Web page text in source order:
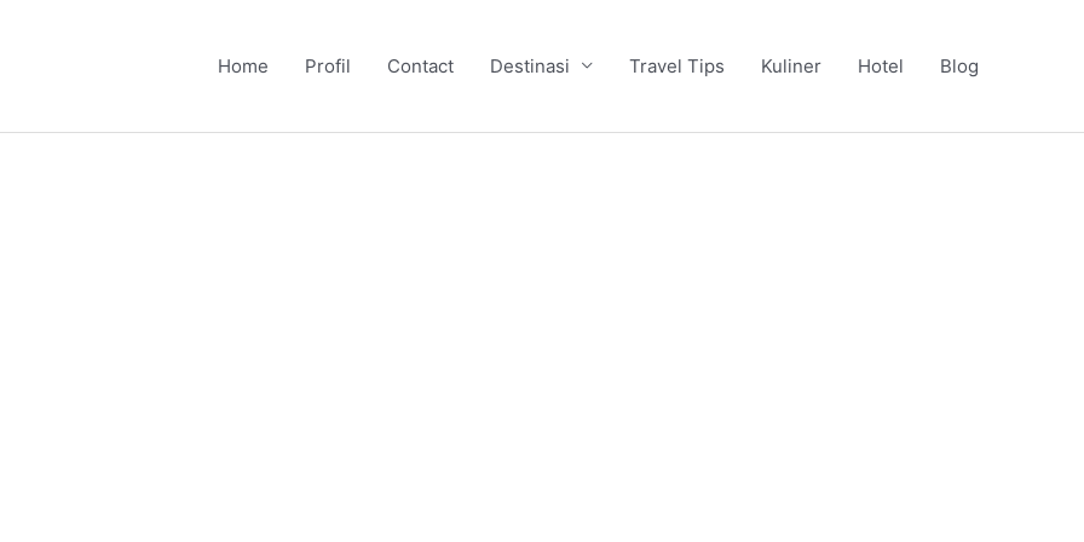
Home Profil Contact Destinasi Travel Tips Kuliner Hotel Blog